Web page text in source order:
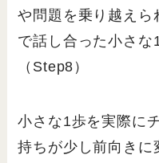
や問題を乗り越えら
で話し合った小さな
（Step8）
小さな1歩を実際に
持ちが少し前向きに